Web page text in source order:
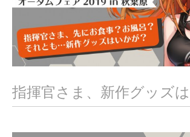
指揮官さま、新作グッズ